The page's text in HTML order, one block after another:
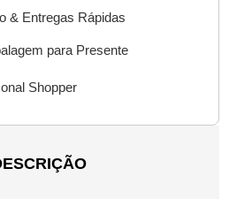
& Entregas Rápidas
para Presente
Shopper